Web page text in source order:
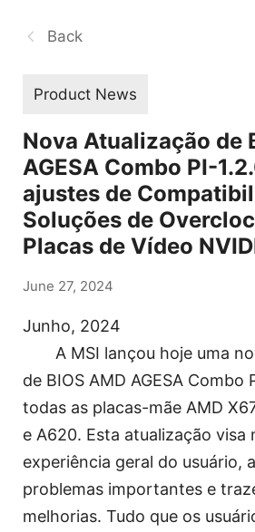
Back
Product News
Nova Atualização de
AGESA Combo PI-
ajustes de
Soluções de
Placas de Vídeo
June 27, 2024
Junho, 2024
A MSI lançou hoje uma
de BIOS AMD AGESA Combo
todas as placas-mãe AMD
e A620. Esta atualização visa
experiência geral do usuário,
problemas importantes e
melhorias. Tudo que os